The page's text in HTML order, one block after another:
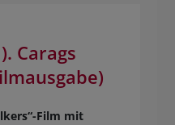
Carags
Film mit